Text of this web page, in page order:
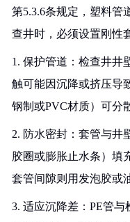
第5.3.6条规定，塑料管
查井时，必须设置刚性
1. 保护管道：检查井井
触可能因沉降或挤压导
钢制或PVC材质）可分
2. 防水密封：套管与井
胶圈或膨胀止水条）填
套管间隙则用发泡胶或
3. 适应沉降差：PE管